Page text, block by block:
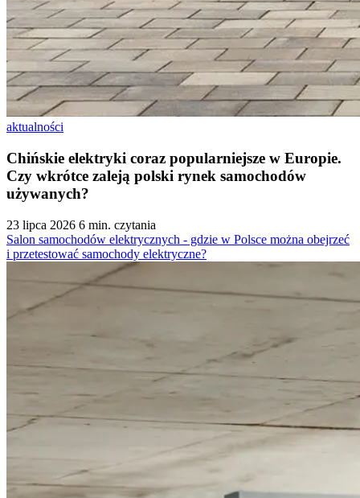
aktualności
Chińskie elektryki coraz popularniejsze w Europie.
Czy wkrótce zaleją polski rynek samochodów
używanych?
23 lipca 2026 6 min. czytania
Salon samochodów elektrycznych - gdzie w Polsce można obejrzeć
i przetestować samochody elektryczne?